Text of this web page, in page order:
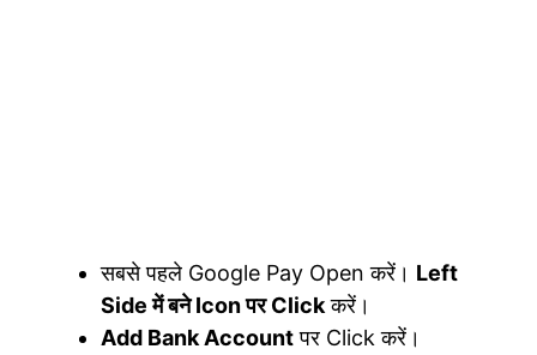
सबसे पहले Google Pay Open करें। Left
Side में बने Icon पर Clickकरें।
Add Bank Accountपर Click करें।